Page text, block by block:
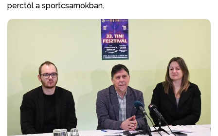
perctől a sportcsarnokban.